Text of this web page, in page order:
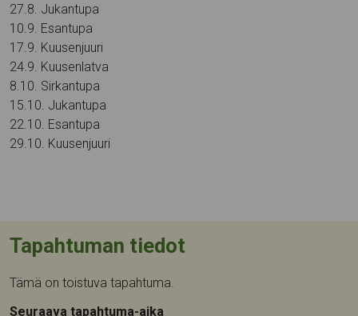
27.8. Jukantupa
10.9. Esantupa
17.9. Kuusenjuuri
24.9. Kuusenlatva
8.10. Sirkantupa
15.10. Jukantupa
22.10. Esantupa
29.10. Kuusenjuuri
Tapahtuman tiedot
Tämä on toistuva tapahtuma.
Seuraava tapahtuma-aika